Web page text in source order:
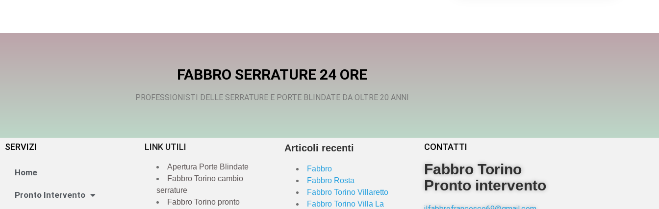
FABBRO SERRATURE 24 ORE
PROFESSIONISTI DELLE SERRATURE E PORTE BLINDATE DA OLTRE 20 ANNI
SERVIZI
Home
Pronto Intervento
LINK UTILI
Apertura Porte Blindate
Fabbro Torino cambio
serrature
Fabbro Torino pronto
Articoli recenti
Fabbro
Fabbro Rosta
Fabbro Torino Villaretto
Fabbro Torino Villa La
CONTATTI
Fabbro Torino
Pronto intervento